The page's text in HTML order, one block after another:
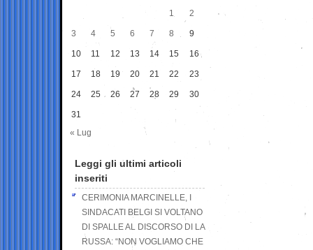
1
2
3 4 5 6 7 8 9
10 11 12 13 14 15 16
17 18 19 20 21 22 23
24 25 26 27 28 29 30
31
« Lug
Leggi gli ultimi articoli
inseriti
CERIMONIA MARCINELLE, I
SINDACATI BELGI SI VOLTANO
DI SPALLE AL DISCORSO DI LA
RUSSA: “NON VOGLIAMO CHE